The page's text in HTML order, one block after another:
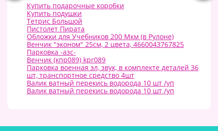
Купить подарочные коробки
Купить подушки
Тетрис Большой
Пистолет Пирата
Обложки для Учебников 200 Мкм (в Рулоне)
Венчик "эконом" 25см, 2 цвета, 4660043767825
Парковка -азс-
Венчик (кпр089) kpr089
Парковка военная эл, звук, в комплекте деталей 36
шт, транспортное средство 4шт
Валик ватный перекись водорода 10 шт /уп
Валик ватный перекись водорода 10 шт /уп